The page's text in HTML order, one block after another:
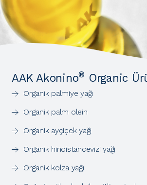
AAK Akonino® Organic
Organik palmiye yağı
Organik palm olein
Organik ayçiçek yağı
Organik hindistancevizi yağı
Organik kolza yağı